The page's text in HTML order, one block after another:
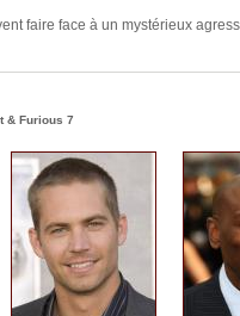
faire face à un mystérieux
& Furious 7